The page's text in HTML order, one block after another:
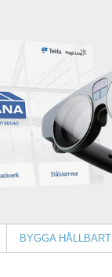
BYGGA HÅLLBART